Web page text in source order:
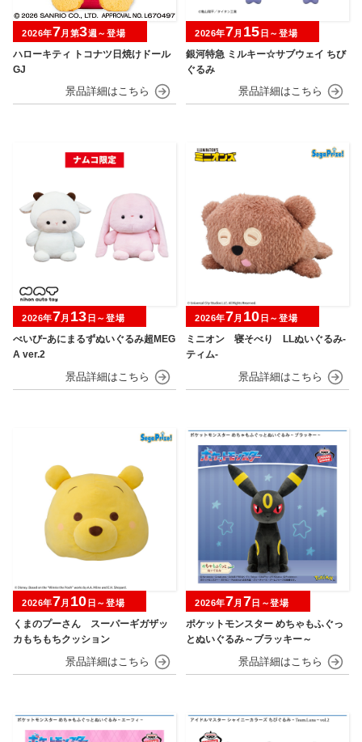
ハローキティ トコナツ日焼けドール
GJ
2026年7月第3週～登場
銀河特急 ミルキー☆サブウェイ ちび
ぐるみ
2026年7月 15 日～登場
べいびｰあにまるずぬいぐるみ超MEG
A ver.2
2026年7月 13 日～登場
ミニオン 寝そべり LLぬいぐるみ‐
ティム‐
2026年7月 10 日～登場
くまのプーさん スーパーギガザッ
カもちもちクッション
2026年7月 10 日～登場
ポケットモンスター めちゃもふぐっ
とぬいぐるみ～ブラッキー～
2026年7月 7日～登場